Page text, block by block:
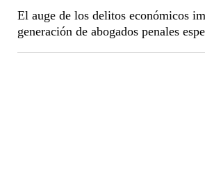
El auge de los delitos económicos
generación de abogados penales